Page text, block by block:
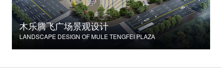
木乐腾飞广场景观设计
LANDSCAPE DESIGN OF MULE TENGFEI PLAZA